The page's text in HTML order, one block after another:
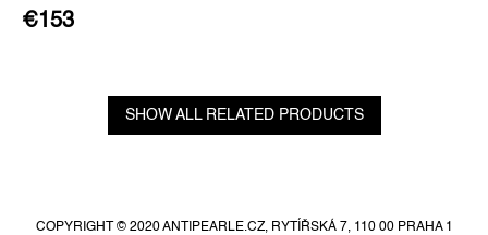
€153
SHOW ALL RELATED PRODUCTS
COPYRIGHT © 2020 ANTIPEARLE.CZ, RYTÍŘSKÁ 7, 110 00 PRAHA 1